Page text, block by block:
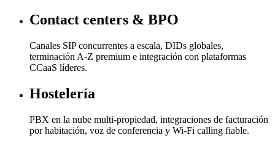
Contact centers & BPO
Canales SIP concurrentes a escala, DIDs globales,
terminación A-Z premium e integración con plataformas
CCaaS líderes.
Hostelería
PBX en la nube multi-propiedad, integraciones de facturación
por habitación, voz de conferencia y Wi-Fi calling fiable.